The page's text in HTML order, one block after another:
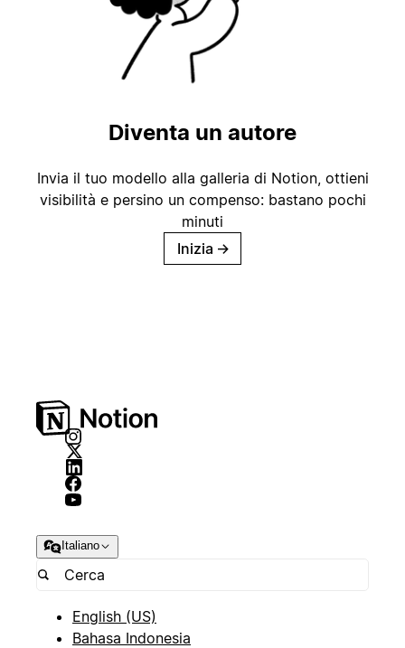
Diventa un autore
Invia il tuo modello alla galleria di Notion, ottieni
visibilità e persino un compenso: bastano pochi
minuti
Inizia →
Italiano
English (US)
Bahasa Indonesia